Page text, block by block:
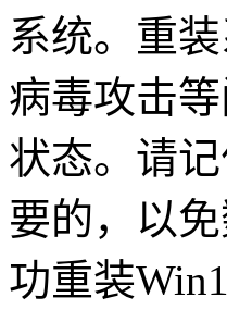
系统。重
病毒攻击
状态。请
要的，以
功重装